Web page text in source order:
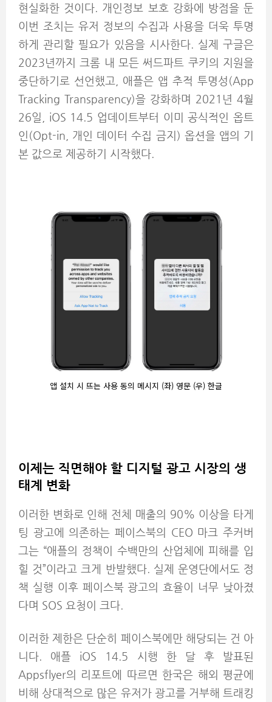
현실화한 것이다. 개인정보 보호 강화에 방점을 둔
이번 조치는 유저 정보의 수집과 사용을 더욱 투명
하게 관리할 필요가 있음을 시사한다. 실제 구글은
2023년까지 크롬 내 모든 써드파트 쿠키의 지원을
중단하기로 선언했고, 애플은 앱 추적 투명성(App
Tracking Transparency)을 강화하며 2021년 4월
26일, iOS 14.5 업데이트부터 이미 공식적인 옵트
인(Opt-in, 개인 데이터 수집 금지) 옵션을 앱의 기
본 값으로 제공하기 시작했다.
앱 설치 시 뜨는 사용 동의 메시지 (좌) 영문 (우) 한글
이제는 직면해야 할 디지털 광고 시장의 생
태계 변화
이러한 변화로 인해 전체 매출의 90% 이상을 타게
팅 광고에 의존하는 페이스북의 CEO 마크 주커버
그는 “애플의 정책이 수백만의 산업체에 피해를 입
힐 것”이라고 크게 반발했다. 실제 운영단에서도 정
책 실행 이후 페이스북 광고의 효율이 너무 낮아졌
다며 SOS 요청이 크다.
이러한 제한은 단순히 페이스북에만 해당되는 건 아
니다. 애플 iOS 14.5 시행 한 달 후 발표된
Appsflyer의 리포트에 따르면 한국은 해외 평균에
비해 상대적으로 많은 유저가 광고를 거부해 트래킹